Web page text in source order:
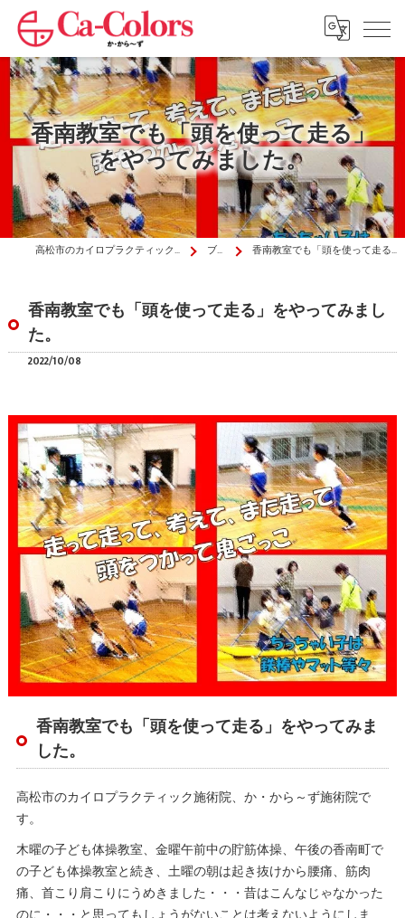
香南教室でも「頭を使って走る」
をやってみました。
高松市のカイロプラクティックはか・から～ず施術院 ブログ 香南教室でも「頭を使って走る」をやってみました。
香南教室でも「頭を使って走る」をやってみまし
た。
2022/10/08
香南教室でも「頭を使って走る」をやってみま
した。
高松市のカイロプラクティック施術院、か・から～ず施術院で
す。
木曜の子ども体操教室、金曜午前中の貯筋体操、午後の香南町で
の子ども体操教室と続き、土曜の朝は起き抜けから腰痛、筋肉
痛、首こり肩こりにうめきました・・・昔はこんなじゃなかった